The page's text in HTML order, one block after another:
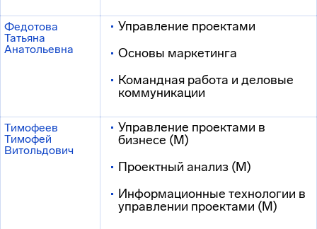
Федотова
Татьяна
Анатольевна
Управление проектами
Основы маркетинга
Командная работа и деловые
коммуникации
Тимофеев
Тимофей
Витольдович
Управление проектами в
бизнесе (М)
Проектный анализ (М)
Информационные технологии в
управлении проектами (М)